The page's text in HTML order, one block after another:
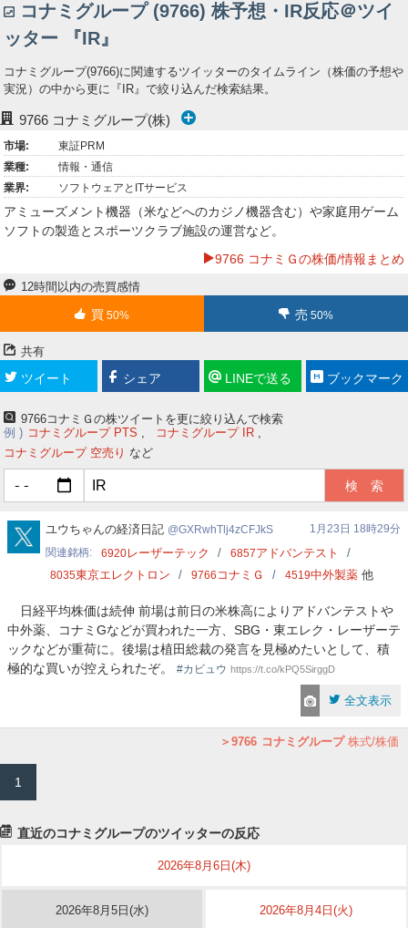
イ
ー
ト
ア
ッ
ク
マ
ク
コナミグループ (9766) 株予想・IR反応＠ツイ
ッター 『IR』
コナミグループ(9766)に関連するツイッターのタイムライン（株価の予想や
実況）の中から更に『IR』で絞り込んだ検索結果。
9766 コナミグループ(株)
市場:
東証PRM
業種:
情報・通信
業界:
ソフトウェアとITサービス
アミューズメント機器（米などへのカジノ機器含む）や家庭用ゲーム
ソフトの製造とスポーツクラブ施設の運営など。
9766 コナミＧの株価/情報まとめ
12時間以内の売買感情
買 50% 売 50%
共有
ツイート シェア LINEで送る ブックマーク
9766コナミＧの株ツイートを更に絞り込んで検索
例
コナミグループ PTS
コナミグループ IR
コナミグループ 空売り など
GXRwhTlj4zCFJkS
ユウちゃんの経済日記 GXRwhTlj4zCFJkS
1月23日 18時29分
関連銘柄
6920レーザーテック 6857アドバンテスト
8035東京エレクトロン 9766 コナミＧ 4519中外製薬 他
日経平均株価は続伸 前場は前日の米株高によりアドバンテストや
中外薬、コナミGなどが買われた一方、SBG・東エレク・レーザーテ
ックなどが重荷に。後場は植田総裁の発言を見極めたいとして、積
極的な買いが控えられたぞ。 #カビュウ https://t.co/kPQ5SirggD
全文表示
9766 コナミグループ株式/株価
1
直近のコナミグループのツイッターの反応
2026年8月6日(木)
2026年8月5日(水) 2026年8月4日(火)